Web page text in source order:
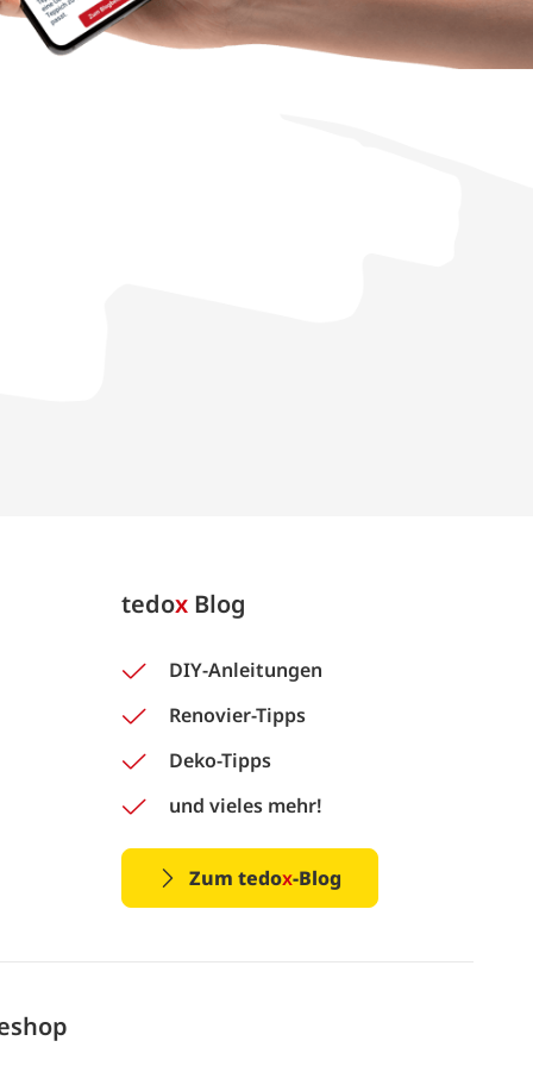
tedox Blog
DIY-Anleitungen
Renovier-Tipps
Deko-Tipps
und vieles mehr!
Zum tedox-Blog